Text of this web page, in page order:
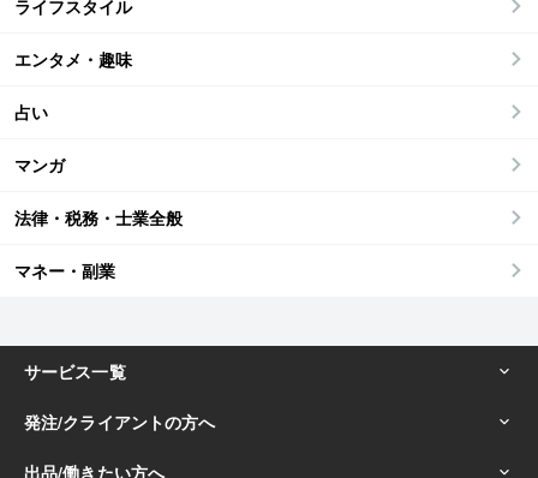
ライフスタイル
エンタメ・趣味
占い
マンガ
法律・税務・士業全般
マネー・副業